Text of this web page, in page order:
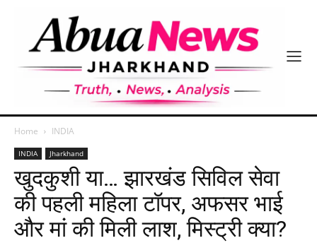
Home INDIA
INDIA Jharkhand
खुदकुशी या… झारखंड सिविल सेवा
की पहली महिला टॉपर, अफसर भाई
और मां की मिली लाश, मिस्ट्री क्या?